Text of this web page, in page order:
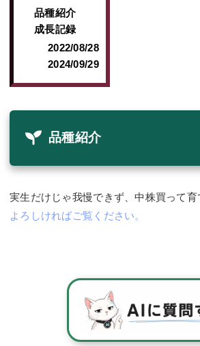
品種紹介
成長記録
2022/08/28
2024/09/29
品種紹介
実生だけじゃ我慢できず、中株買って育
よろしければご覧ください。